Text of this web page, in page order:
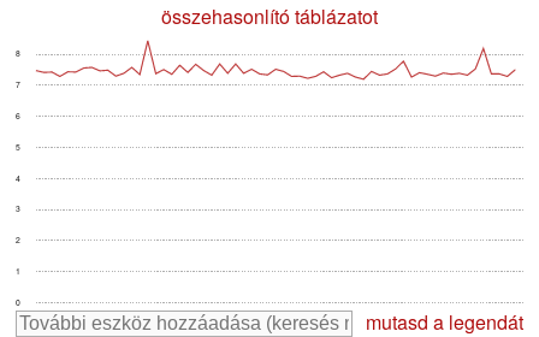
összehasonlító táblázatot
0
1
2
3
4
5
6
7
8
mutasd a legendát